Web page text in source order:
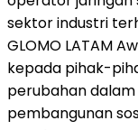
sektor industri
GLOMO LATAM
kepada pihak-
perubahan
pembangunan